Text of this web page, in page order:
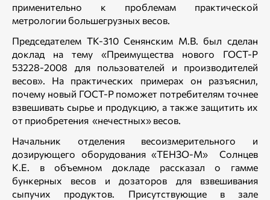
применительно к проблемам практической
метрологии большегрузных весов.
Председателем ТК-310 Сенянским М.В. был сделан
доклад на тему «Преимущества нового ГОСТ-Р
53228-2008 для пользователей и производителей
весов». На практических примерах он разъяснил,
почему новый ГОСТ-Р поможет потребителям точнее
взвешивать сырье и продукцию, а также защитить их
от приобретения «нечестных» весов.
Начальник отделения весоизмерительного и
дозирующего оборудования «ТЕНЗО-М» Солнцев
К.Е. в объемном докладе рассказал о гамме
бункерных весов и дозаторов для взвешивания
сыпучих продуктов. Присутствующие в зале